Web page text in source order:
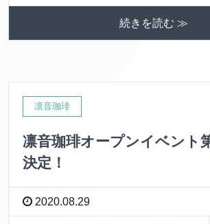
続きを読む ≫
凛音珈琲
凛音珈琲オープンイベント
決定！
2020.08.29